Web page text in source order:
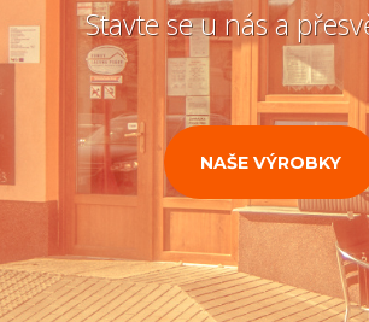
Stavte se u nás a
NAŠE VÝROBKY